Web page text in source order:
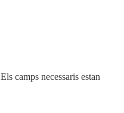
Els camps necessaris estan